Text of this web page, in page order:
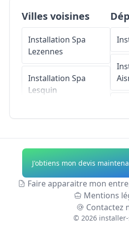
Villes voisines
Installation Spa
Lezennes
Installation Spa
Lesquin
Installation Spa
Wattignies
Installation SpaLille
Installation Spa
J'obtiens mon devis
Faire apparaitre mon
Mentions
Contactez
© 2026